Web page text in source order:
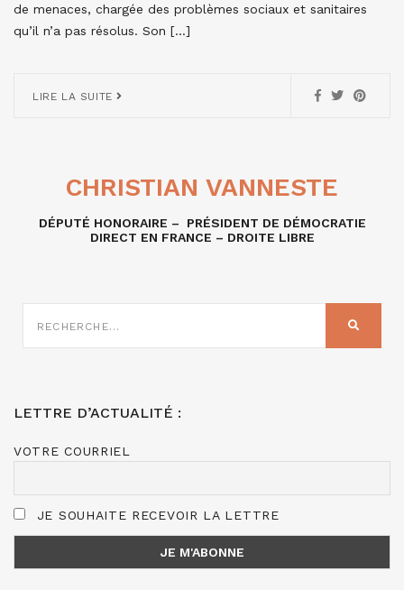
de menaces, chargée des problèmes sociaux et sanitaires
qu’il n’a pas résolus. Son […]
LIRE LA SUITE
CHRISTIAN VANNESTE
DÉPUTÉ HONORAIRE – PRÉSIDENT DE DÉMOCRATIE
DIRECT EN FRANCE – DROITE LIBRE
RECHERCHE
SUR
LETTRE D’ACTUALITÉ :
VOTRE COURRIEL
JE SOUHAITE RECEVOIR LA LETTRE